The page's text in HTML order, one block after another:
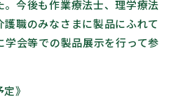
。今後も作業療法士、理学療法
職のみなさまに製品にふれて
学会等での製品展示を行って参
》